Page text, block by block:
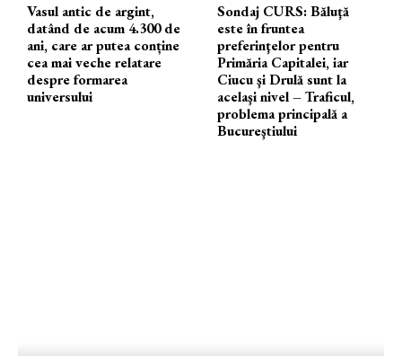
Vasul antic de argint,
datând de acum 4.300 de
ani, care ar putea conține
cea mai veche relatare
despre formarea
universului
Sondaj CURS: Băluţă
este în fruntea
preferinţelor pentru
Primăria Capitalei, iar
Ciucu şi Drulă sunt la
acelaşi nivel – Traficul,
problema principală a
Bucureştiului